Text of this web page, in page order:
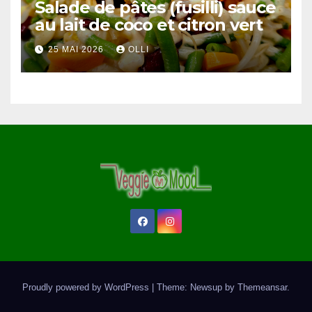
Salade de pâtes (fusilli) sauce
au lait de coco et citron vert
25 MAI 2026 OLLI
Proudly powered by WordPress Theme: Newsup by Themeansar.